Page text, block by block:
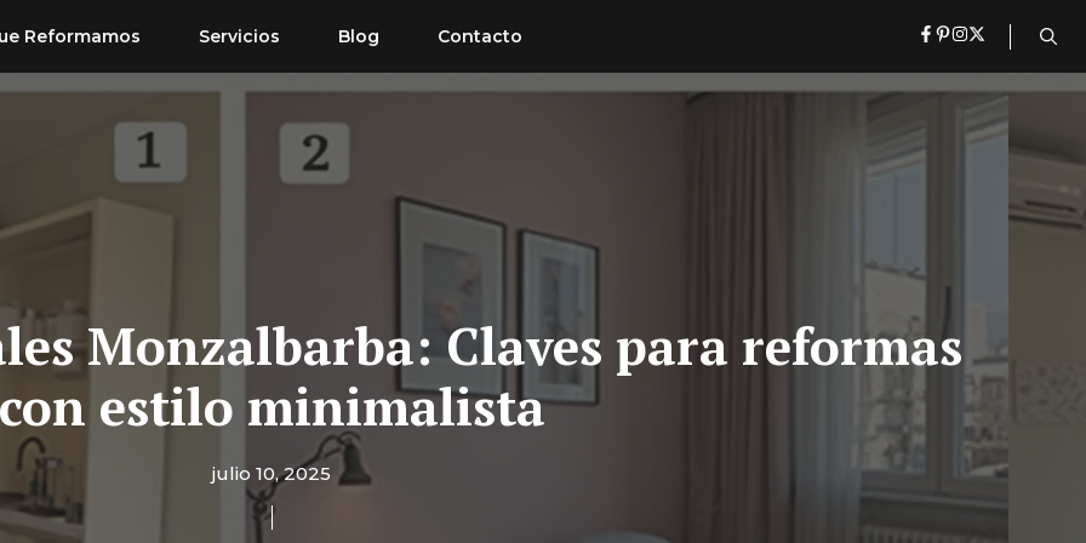
Reformamos Servicios Blog Contacto
Monzalbarba: Claves para reformas
con estilo minimalista
julio 10, 2025